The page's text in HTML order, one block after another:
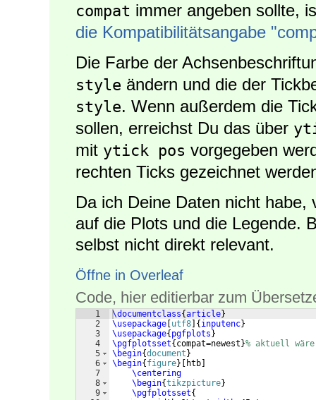
compat immer angeben sollte,
die Kompatibilitätsangabe
Die Farbe der
style ändern und die der
style. Wenn außerdem die
sollen, erreichst Du das über
mit ytick pos vorgegeben
rechten Ticks gezeichnet
Da ich Deine Daten nicht
auf die Plots und die Legende.
selbst nicht direkt relevant.
Öffne in Overleaf
Code, hier editierbar zum
1
2
3
4
5
6
7
8
9
\documentclass{article}
\usepackage utf8 { inputenc}
\usepackage{ pgfplots }
\pgfplotsset{ compat=newest }% aktuell
\begin{document }
\begin{ figure} htb
\centering
\begin{tikzpicture}
\pgfplotsset{